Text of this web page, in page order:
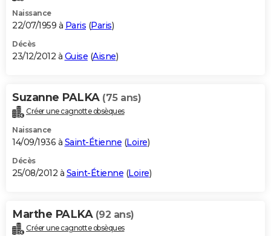
Naissance
22/07/1959 à Paris (Paris)
Décès
23/12/2012 à Guise (Aisne)
Suzanne PALKA (75 ans)
Créer une cagnotte obsèques
Naissance
14/09/1936 à Saint-Étienne (Loire)
Décès
25/08/2012 à Saint-Étienne (Loire)
Marthe PALKA (92 ans)
Créer une cagnotte obsèques